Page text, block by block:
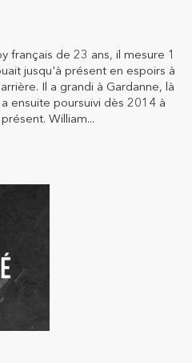
français de 23 ans, il mesure 1
jusqu'à présent en espoirs à
Il a grandi à Gardanne, là
ensuite poursuivi dès 2014 à
William...